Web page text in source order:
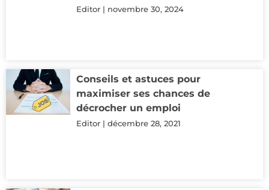
Editor novembre 30, 2024
Conseils et astuces pour
maximiser ses chances de
décrocher un emploi
Editor décembre 28, 2021